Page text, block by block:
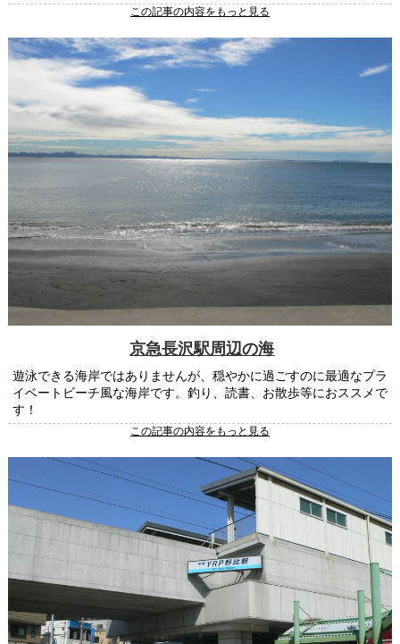
この記事の内容をもっと見る
京急長沢駅周辺の海
遊泳できる海岸ではありませんが、穏やかに過ごすのに最適なプラ
イベートビーチ風な海岸です。釣り、読書、お散歩等におススメで
す！
この記事の内容をもっと見る